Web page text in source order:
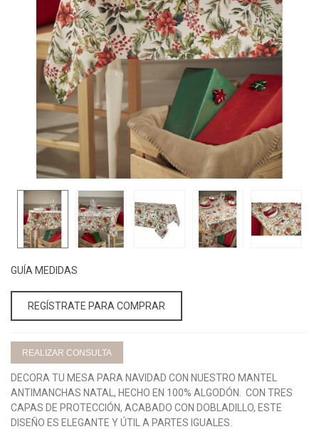
GUÍA MEDIDAS
REGÍSTRATE PARA COMPRAR
REALIZAR CONSULTA
DECORA TU MESA PARA NAVIDAD CON NUESTRO MANTEL
ANTIMANCHAS NATAL, HECHO EN 100% ALGODÓN. CON TRES
CAPAS DE PROTECCIÓN, ACABADO CON DOBLADILLO, ESTE
DISEÑO ES ELEGANTE Y ÚTIL A PARTES IGUALES.